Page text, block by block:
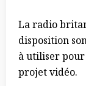
La radio
disposition
à utiliser
projet vidéo.